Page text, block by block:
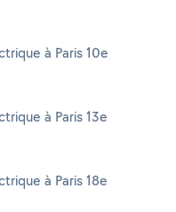
à Paris 10e
à Paris 13e
à Paris 18e